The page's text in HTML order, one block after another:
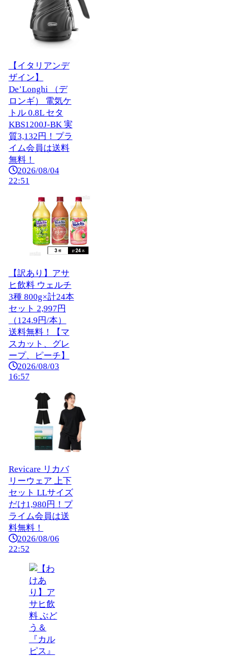
【イタリアンデ
ザイン】
De’Longhi （デ
ロンギ） 電気ケ
トル 0.8L セタ
KBS1200J-BK 実
質3,132円！プラ
イム会員は送料
無料！
2026/08/04
22:51
【訳あり】アサ
ヒ飲料 ウェルチ
3種 800g×計24本
セット 2,997円
（124.9円/本）
送料無料！【マ
スカット、グレ
ープ、ピーチ】
2026/08/03
16:57
Revicare リカバ
リーウェア 上下
セット LLサイズ
だけ1,980円！プ
ライム会員は送
料無料！
2026/08/06
22:52